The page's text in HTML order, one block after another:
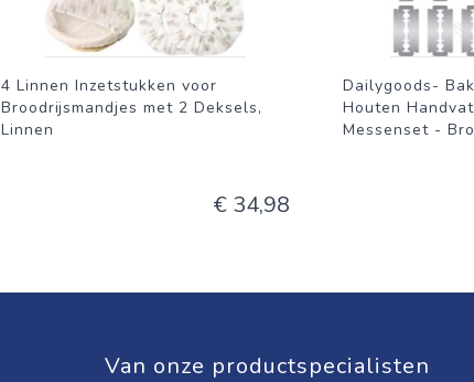
4 Linnen Inzetstukken voor
Broodrijsmandjes met 2 Deksels,
Linnen
€ 34,98
Dailygoods-
Houten
Messenset -
Van onze productspecialisten